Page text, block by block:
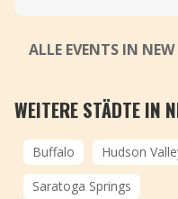
ALLE EVENTS IN
WEITERE STÄDTE IN
Buffalo Hudson
Saratoga Springs